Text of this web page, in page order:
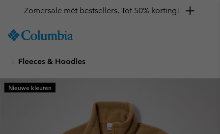
TO
SKIP
MAIN
NAV
Zomersale mét bestsellers. Tot 50% korting!
Fleeces & Hoodies
Nieuwe kleuren